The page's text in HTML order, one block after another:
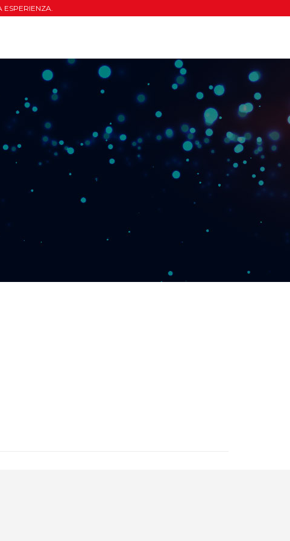
ESPERIENZA.